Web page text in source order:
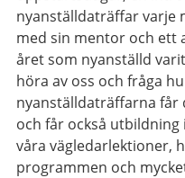
nyanställdaträffar varje
med sin mentor och ett
året som nyanställd
höra av oss och fråga
nyanställdaträffarna får
och får också
våra vägledarlektioner,
programmen och